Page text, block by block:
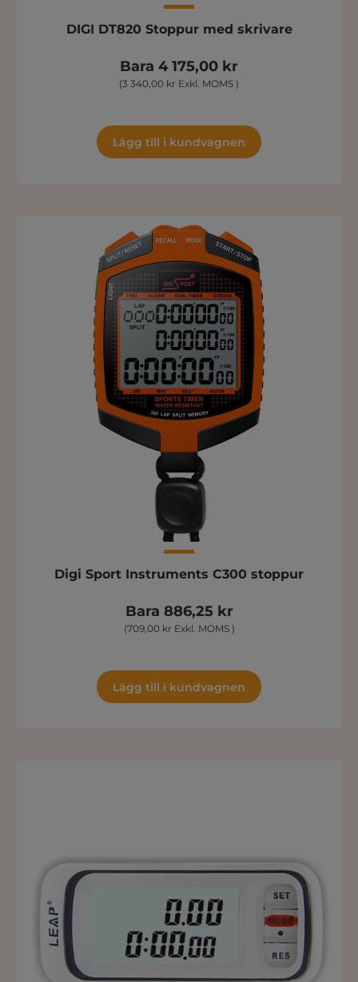
DIGI DT820 Stoppur med skrivare
Bara 4 175,00 kr
(3 340,00 kr Exkl. MOMS )
Lägg till i kundvagnen
Digi Sport Instruments C300 stoppur
Bara 886,25 kr
(709,00 kr Exkl. MOMS )
Lägg till i kundvagnen